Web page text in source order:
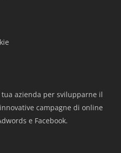
azienda per svilupparne il
campagne di online
e Facebook.